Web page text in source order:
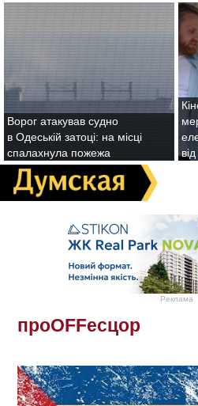
Ворог атакував судно
в Одеській затоці: на місці
спалахнула пожежа
Реклама
проOFFесцор